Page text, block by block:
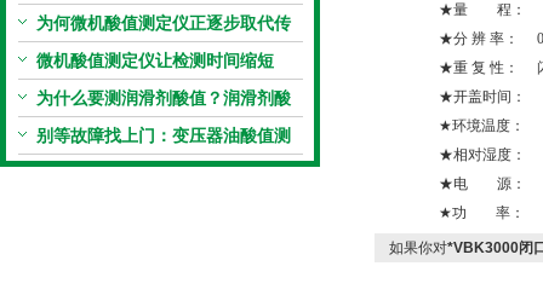
流程
为何微机酸值测定仪正逐步取代传
统手动滴定法？
微机酸值测定仪让检测时间缩短
50%
为什么要测润滑剂酸值？润滑剂酸
值测定法告诉你答案
别等故障找上门：变压器油酸值测
试仪的预警功能
★量 程： 室
★分 辨 率：
★重 复 性： 闪点
★开盖时间：
★环境温度： 5
★相对湿度：
★电 源：
★功 率：
如果你对*VBK3000闭